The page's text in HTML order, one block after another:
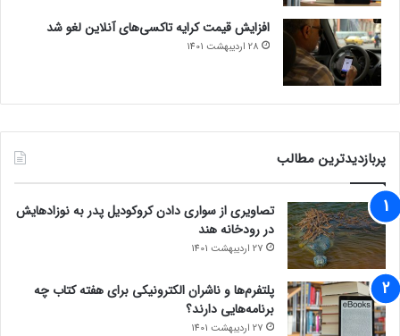
افزایش قیمت کرایه تاکسی‌های آنلاین لغو شد
28 اردیبهشت 1401
پربازدیدترین مطالب
تصاویری از سواری دادن کروکودیل پدر به نوزادهایش
در رودخانه هند
27 اردیبهشت 1401
پلتفرم‌ها و ناشران الکترونیکی برای هفته کتاب چه
برنامه‌هایی دارند؟
27 اردیبهشت 1401